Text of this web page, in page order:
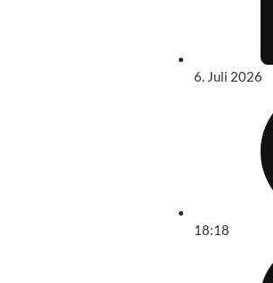
6. Juli 2026
18:18